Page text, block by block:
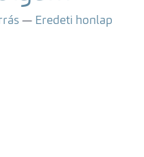
Eredeti honlap